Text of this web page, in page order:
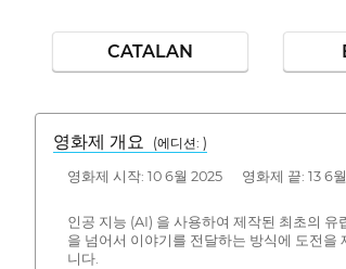
CATALAN
영화제 개요 (에디션: )
영화제 시작: 10 6월 2025 영화제 끝: 13 6
인공 지능 (AI) 을 사용하여 제작된 최초의
을 넘어서 이야기를 전달하는 방식에 도전
니다.